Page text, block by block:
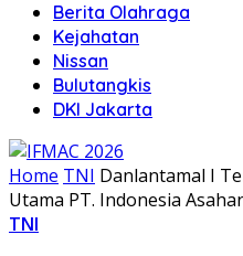
Berita Olahraga
Kejahatan
Nissan
Bulutangkis
DKI Jakarta
Home TNI Danlantamal I
Utama PT. Indonesia
TNI